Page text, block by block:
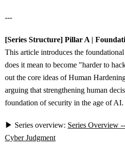
---
[Series Structure] Pillar A |
This article introduces the
does it mean to become "harder to
out the core ideas of Human
arguing that strengthening human
foundation of security in the age of AI.
▶ Series overview: Series Overview
Cyber Judgment